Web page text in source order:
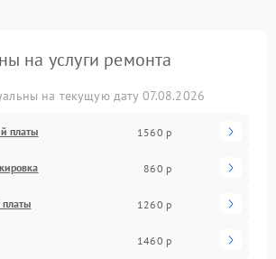
на услуги ремонта
на текущую дату 07.08.2026
платы 1560 р
860 р
1260 р
1460 р